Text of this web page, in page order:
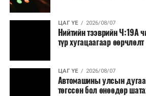
ЦАГ ҮЕ 2026/08/07
Нийтийн тээврийн Ч:19А
түр хугацаагаар
ЦАГ ҮЕ 2026/08/07
Автомашины улсын
төгссөн бол өнөөдөр